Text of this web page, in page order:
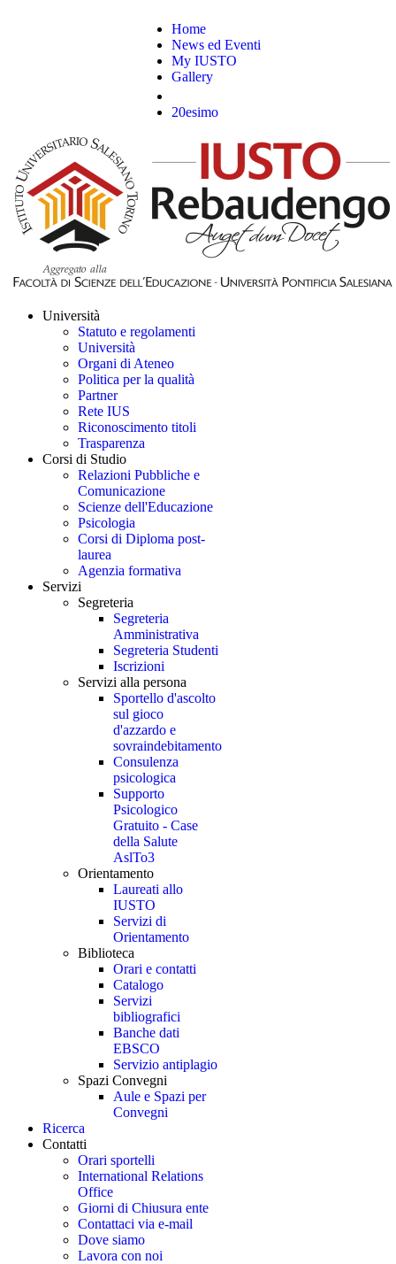
Home
News ed Eventi
My IUSTO
Gallery
20esimo
Università
Statuto e regolamenti
Università
Organi di Ateneo
Politica per la qualità
Partner
Rete IUS
Riconoscimento titoli
Trasparenza
Corsi di Studio
Relazioni Pubbliche e
Comunicazione
Scienze dell'Educazione
Psicologia
Corsi di Diploma post-
laurea
Agenzia formativa
Servizi
Segreteria
Segreteria
Amministrativa
Segreteria Studenti
Iscrizioni
Servizi alla persona
Sportello d'ascolto
sul gioco
d'azzardo e
sovraindebitamento
Consulenza
psicologica
Supporto
Psicologico
Gratuito - Case
della Salute
AslTo3
Orientamento
Laureati allo
IUSTO
Servizi di
Orientamento
Biblioteca
Orari e contatti
Catalogo
Servizi
bibliografici
Banche dati
EBSCO
Servizio antiplagio
Spazi Convegni
Aule e Spazi per
Convegni
Ricerca
Contatti
Orari sportelli
International Relations
Office
Giorni di Chiusura ente
Contattaci via e-mail
Dove siamo
Lavora con noi